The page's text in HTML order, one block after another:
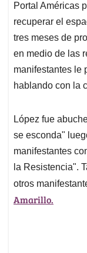
A
p
p
o
o
k
Portal Américas
recuperar el
tres meses de
en medio de las
manifestantes le
hablando con la
López fue
se esconda"
manifestantes
la Resistencia".
otros
Amarillo.